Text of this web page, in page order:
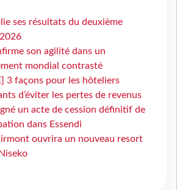
ses résultats du deuxième
son agilité dans un
mondial contrasté
3 façons pour les hôteliers
d’éviter les pertes de revenus
un acte de cession définitif de
dans Essendi
ouvrira un nouveau resort